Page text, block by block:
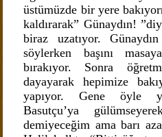
üstümüzde bir yere
kaldırarak” Günaydın!
biraz uzatıyor.
söylerken başını
bırakıyor. Sonra
dayayarak hepimize
yapıyor. Gene öyle
Basutçu’ya
demiyeceğim ama barı